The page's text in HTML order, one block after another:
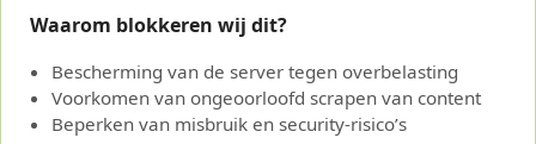
Waarom blokkeren wij dit?
Bescherming van de server tegen overbelasting
Voorkomen van ongeoorloofd scrapen van content
Beperken van misbruik en security-risico’s